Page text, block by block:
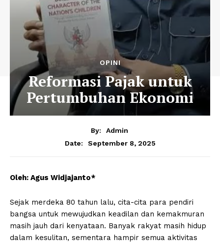
OPINI
Reformasi Pajak untuk
Pertumbuhan Ekonomi
By:
Admin
Date:
September 8, 2025
Oleh: Agus Widjajanto*
Sejak merdeka 80 tahun lalu, cita-cita para pendiri
bangsa untuk mewujudkan keadilan dan kemakmuran
masih jauh dari kenyataan. Banyak rakyat masih hidup
dalam kesulitan, sementara hampir semua aktivitas